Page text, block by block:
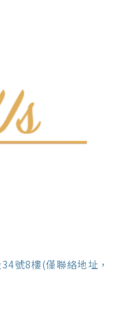
號8樓(僅聯絡地址，